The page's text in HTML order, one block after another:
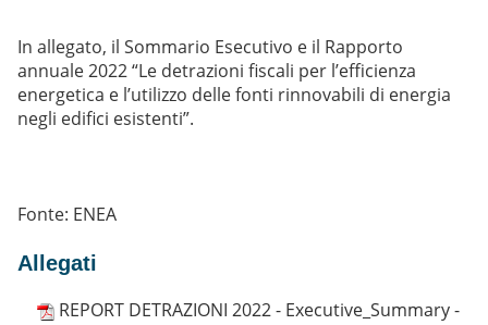
In allegato, il Sommario Esecutivo e il Rapporto
annuale 2022 “Le detrazioni fiscali per l’efficienza
energetica e l’utilizzo delle fonti rinnovabili di energia
negli edifici esistenti”.
Fonte: ENEA
Allegati
REPORT DETRAZIONI 2022 - Executive_Summary -